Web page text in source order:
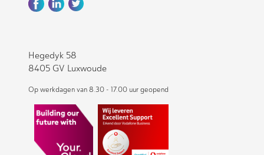
Hegedyk 58
8405 GV Luxwoude
Op werkdagen van 8.30 - 17.00 uur geopend